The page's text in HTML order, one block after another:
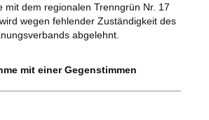
mit dem regionalen Trenngrün Nr. 17
wegen fehlender Zuständigkeit des
abgelehnt.
mit einer Gegenstimmen